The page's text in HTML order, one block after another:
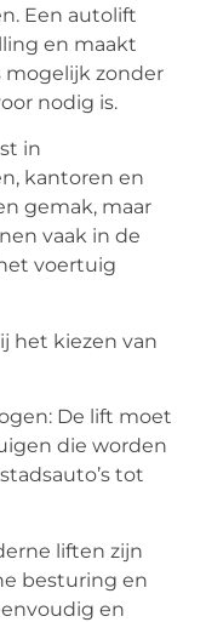
Een autolift
en maakt
mogelijk zonder
nodig is.
in
kantoren en
gemak, maar
vaak in de
voertuig
het kiezen van
De lift moet
die worden
tot
liften zijn
besturing en
en